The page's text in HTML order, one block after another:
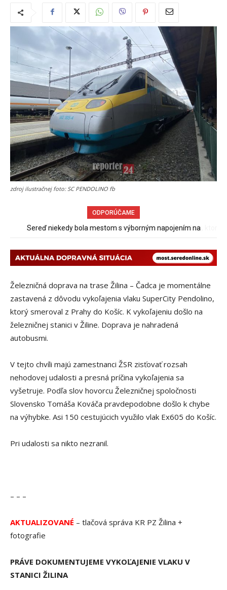
zdroj ilustračnej foto: SC PENDOLINO fb
ODPORÚČAME
Pri venčení na Jesenského ulici mal usmrtiť psíka vlčiak, ktorý
Železničná doprava na trase Žilina – Čadca je momentálne
zastavená z dôvodu vykoľajenia vlaku SuperCity Pendolino,
ktorý smeroval z Prahy do Košíc. K vykoľajeniu došlo na
železničnej stanici v Žiline. Doprava je nahradená
autobusmi.
V tejto chvíli majú zamestnanci ŽSR zisťovať rozsah
nehodovej udalosti a presná príčina vykoľajenia sa
vyšetruje. Podľa slov hovorcu Železničnej spoločnosti
Slovensko Tomáša Kováča pravdepodobne došlo k chybe
na výhybke. Asi 150 cestujúcich využilo vlak Ex605 do Košíc.
Pri udalosti sa nikto nezranil.
– – –
AKTUALIZOVANÉ – tlačová správa KR PZ Žilina +
fotografie
PRÁVE DOKUMENTUJEME VYKOĽAJENIE VLAKU V
STANICI ŽILINA